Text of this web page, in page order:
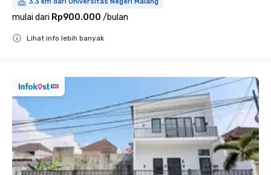
mulai dari Rp900.000 /bulan
Lihat info lebih banyak